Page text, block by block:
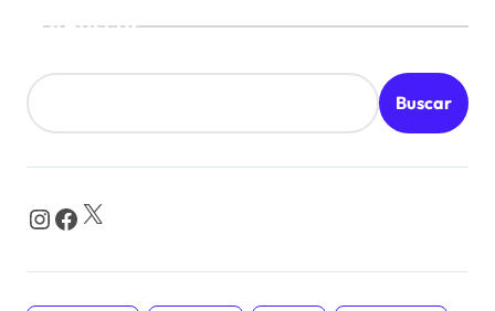
Buscar
Buscar
InstagramFacebook X